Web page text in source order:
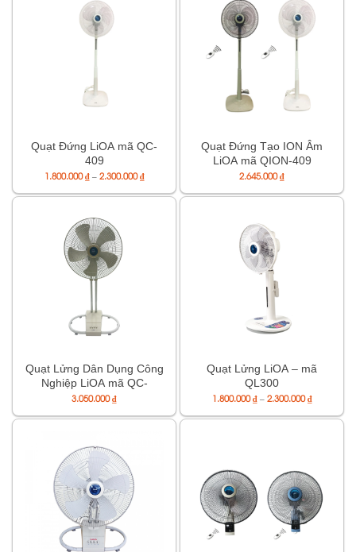
Quạt Đứng LiOA mã QC-
409
1.800.000₫ – 2.300.000₫Khoảng
giá:
từ
1.800.000 ₫
Quạt Đứng Tạo ION Âm
LiOA mã QION-409
2.645.000₫
Quạt Lửng Dân Dụng Công
Nghiệp LiOA mã QC-
450LG
3.050.000₫
Quạt Lửng LiOA – mã
QL300
1.800.000₫ – 2.300.000₫Khoảng
giá:
từ
1.800.000 ₫